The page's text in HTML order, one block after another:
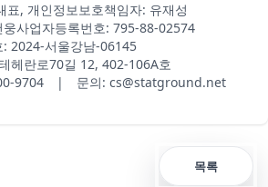
표, 개인정보보호책임자: 유재성
사업자등록번호: 795-88-02574
2024-서울강남-06145
헤란로70길 12, 402-106A호
9704 | 문의: cs@statground.net
목록